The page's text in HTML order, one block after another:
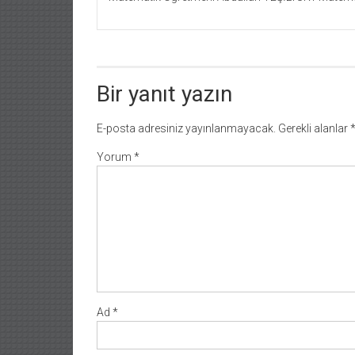
Bir yanıt yazın
E-posta adresiniz yayınlanmayacak. Gerekli alanlar*
Yorum *
Ad *